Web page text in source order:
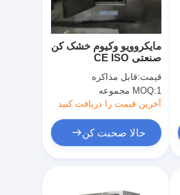
مایکروویو وکیوم خشک کن
صنعتی CE ISO
قیمت:قابل مذاکره
MOQ:1 مجموعه
آخرین قیمت را دریافت کنید
حالا صحبت کن